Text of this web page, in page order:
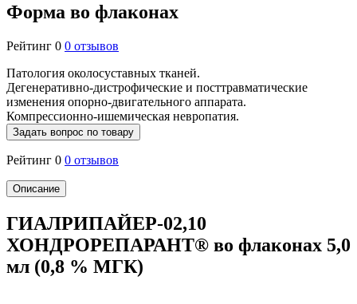
Форма во флаконах
Рейтинг 0 0 отзывов
Патология околосуставных тканей.
Дегенеративно-дистрофические и посттравматические
изменения опорно-двигательного аппарата.
Компрессионно-ишемическая невропатия.
Задать вопрос по товару
Рейтинг 0 0 отзывов
Описание
ГИАЛРИПАЙЕР-02,10
ХОНДРОРЕПАРАНТ® во флаконах 5,0
мл (0,8 % МГК)